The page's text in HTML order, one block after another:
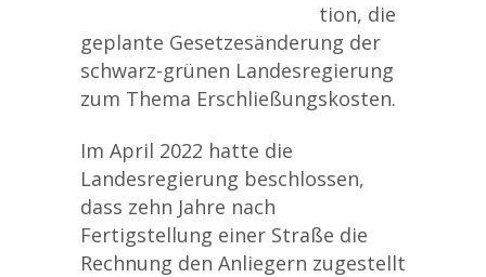
tion, die
geplante Gesetzesänderung der
schwarz-grünen Landesregierung
zum Thema Erschließungskosten.
Im April 2022 hatte die
Landesregierung beschlossen,
dass zehn Jahre nach
Fertigstellung einer Straße die
Rechnung den Anliegern zugestellt